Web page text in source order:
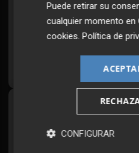
Todos los días a
Plaza Podcast,
Puede retirar su
cualquier momento en
cookies.Política de
CONFIGURAR